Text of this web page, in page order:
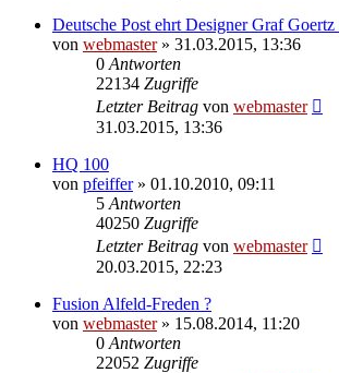
Deutsche Post ehrt Designer Graf
von webmaster» 31.03.2015, 13:36
0 Antworten
22134 Zugriffe
Letzter Beitrag von webmaster
31.03.2015, 13:36
HQ 100
von pfeiffer» 01.10.2010, 09:11
5 Antworten
40250 Zugriffe
Letzter Beitrag von webmaster
20.03.2015, 22:23
Fusion Alfeld-Freden ?
von webmaster» 15.08.2014, 11:20
0 Antworten
22052 Zugriffe